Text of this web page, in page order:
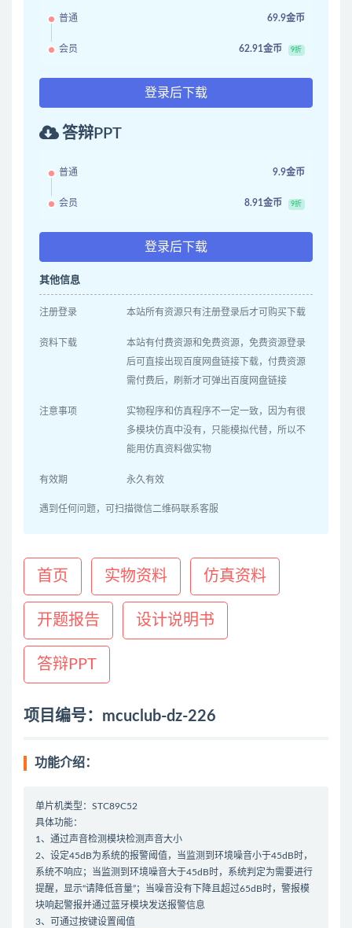
普通 69.9金币
会员 62.91金币 9折
登录后下载
答辩PPT
普通 9.9金币
会员 8.91金币 9折
登录后下载
其他信息
注册登录 本站所有资源只有注册登录后才可购买下载
资料下载
本站有付费资源和免费资源，免费资源登录
后可直接出现百度网盘链接下载，付费资源
需付费后，刷新才可弹出百度网盘链接
注意事项
实物程序和仿真程序不一定一致，因为有很
多模块仿真中没有，只能模拟代替，所以不
能用仿真资料做实物
有效期 永久有效
遇到任何问题，可扫描微信二维码联系客服
首页 实物资料 仿真资料
开题报告 设计说明书
答辩PPT
项目编号：mcuclub-dz-226
功能介绍：
单片机类型：STC89C52
具体功能：
1、通过声音检测模块检测声音大小
2、设定45dB为系统的报警阈值，当监测到环境噪音小于45dB时，
系统不响应；当监测到环境噪音大于45dB时，系统判定为需要进行
提醒，显示“请降低音量”；当噪音没有下降且超过65dB时，警报模
块响起警报并通过蓝牙模块发送报警信息
3、可通过按键设置阈值